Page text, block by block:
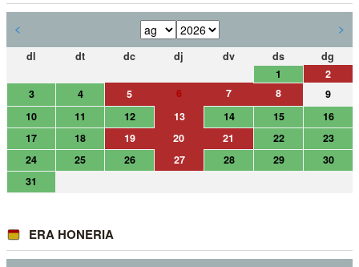
< >
dl dt dc dj dv ds
dg
1
2
3
4 5 6 7 8
9
10
11 12 13 14 15
16
17
18 19 20 21 22
23
24
25 26 27 28 29
30
31
ERA HONERIA